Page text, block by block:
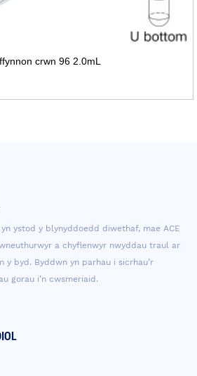
crwn 96 2.0mL
ystod y blynyddoedd diwethaf, mae ACE
a chyflenwyr nwyddau traul ar
y byd. Byddwn yn parhau i sicrhau’r
gorau i’n cwsmeriaid.